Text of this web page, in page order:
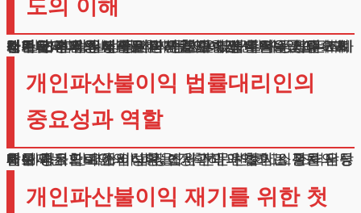
도의 이해
채무 조정 절차에서 가장 중요한 부분은 재산상태 조사입니다. 법원은 신청인의 자산과 거래내역을 세밀하게 검토합니다.
생계유지 외의 불필요한 지출이나 재산 은닉 의심 사례가 발견되면, 일정 금액의 반환을 요구할 수 있습니다.
채무자의 재산 상태는 파산원인 발생 시점을 기준으로 평가됩니다. 이때 주택, 자동차, 예금, 주식 등 모든 재산이 조사 대상이 됩니다.
다만 기본적인 생활을 위해 필요한 생활필수품이나 최소한의 주거용 재산은 면제될 수 있습니다.
개인파산불이익 법률대리인의
중요성과 역할
재산 평가 단계에서 법원 조사관과의 협의는 절차의 성패를 좌우합니다. 이 과정에서 전문 변호사의 조력은 매우 중요한 요소입니다.
변호사는 의뢰인의 상황을 정확히 파악하고, 관련 서류를 체계적으로 준비하며, 법원과의 원활한 소통을 담당합니다.
개인파산불이익 재기를 위한 첫